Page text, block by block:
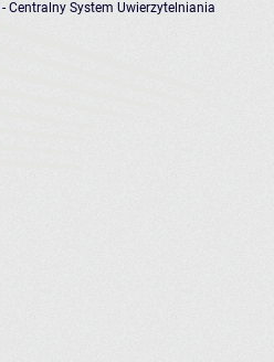
- Centralny System Uwierzytelniania